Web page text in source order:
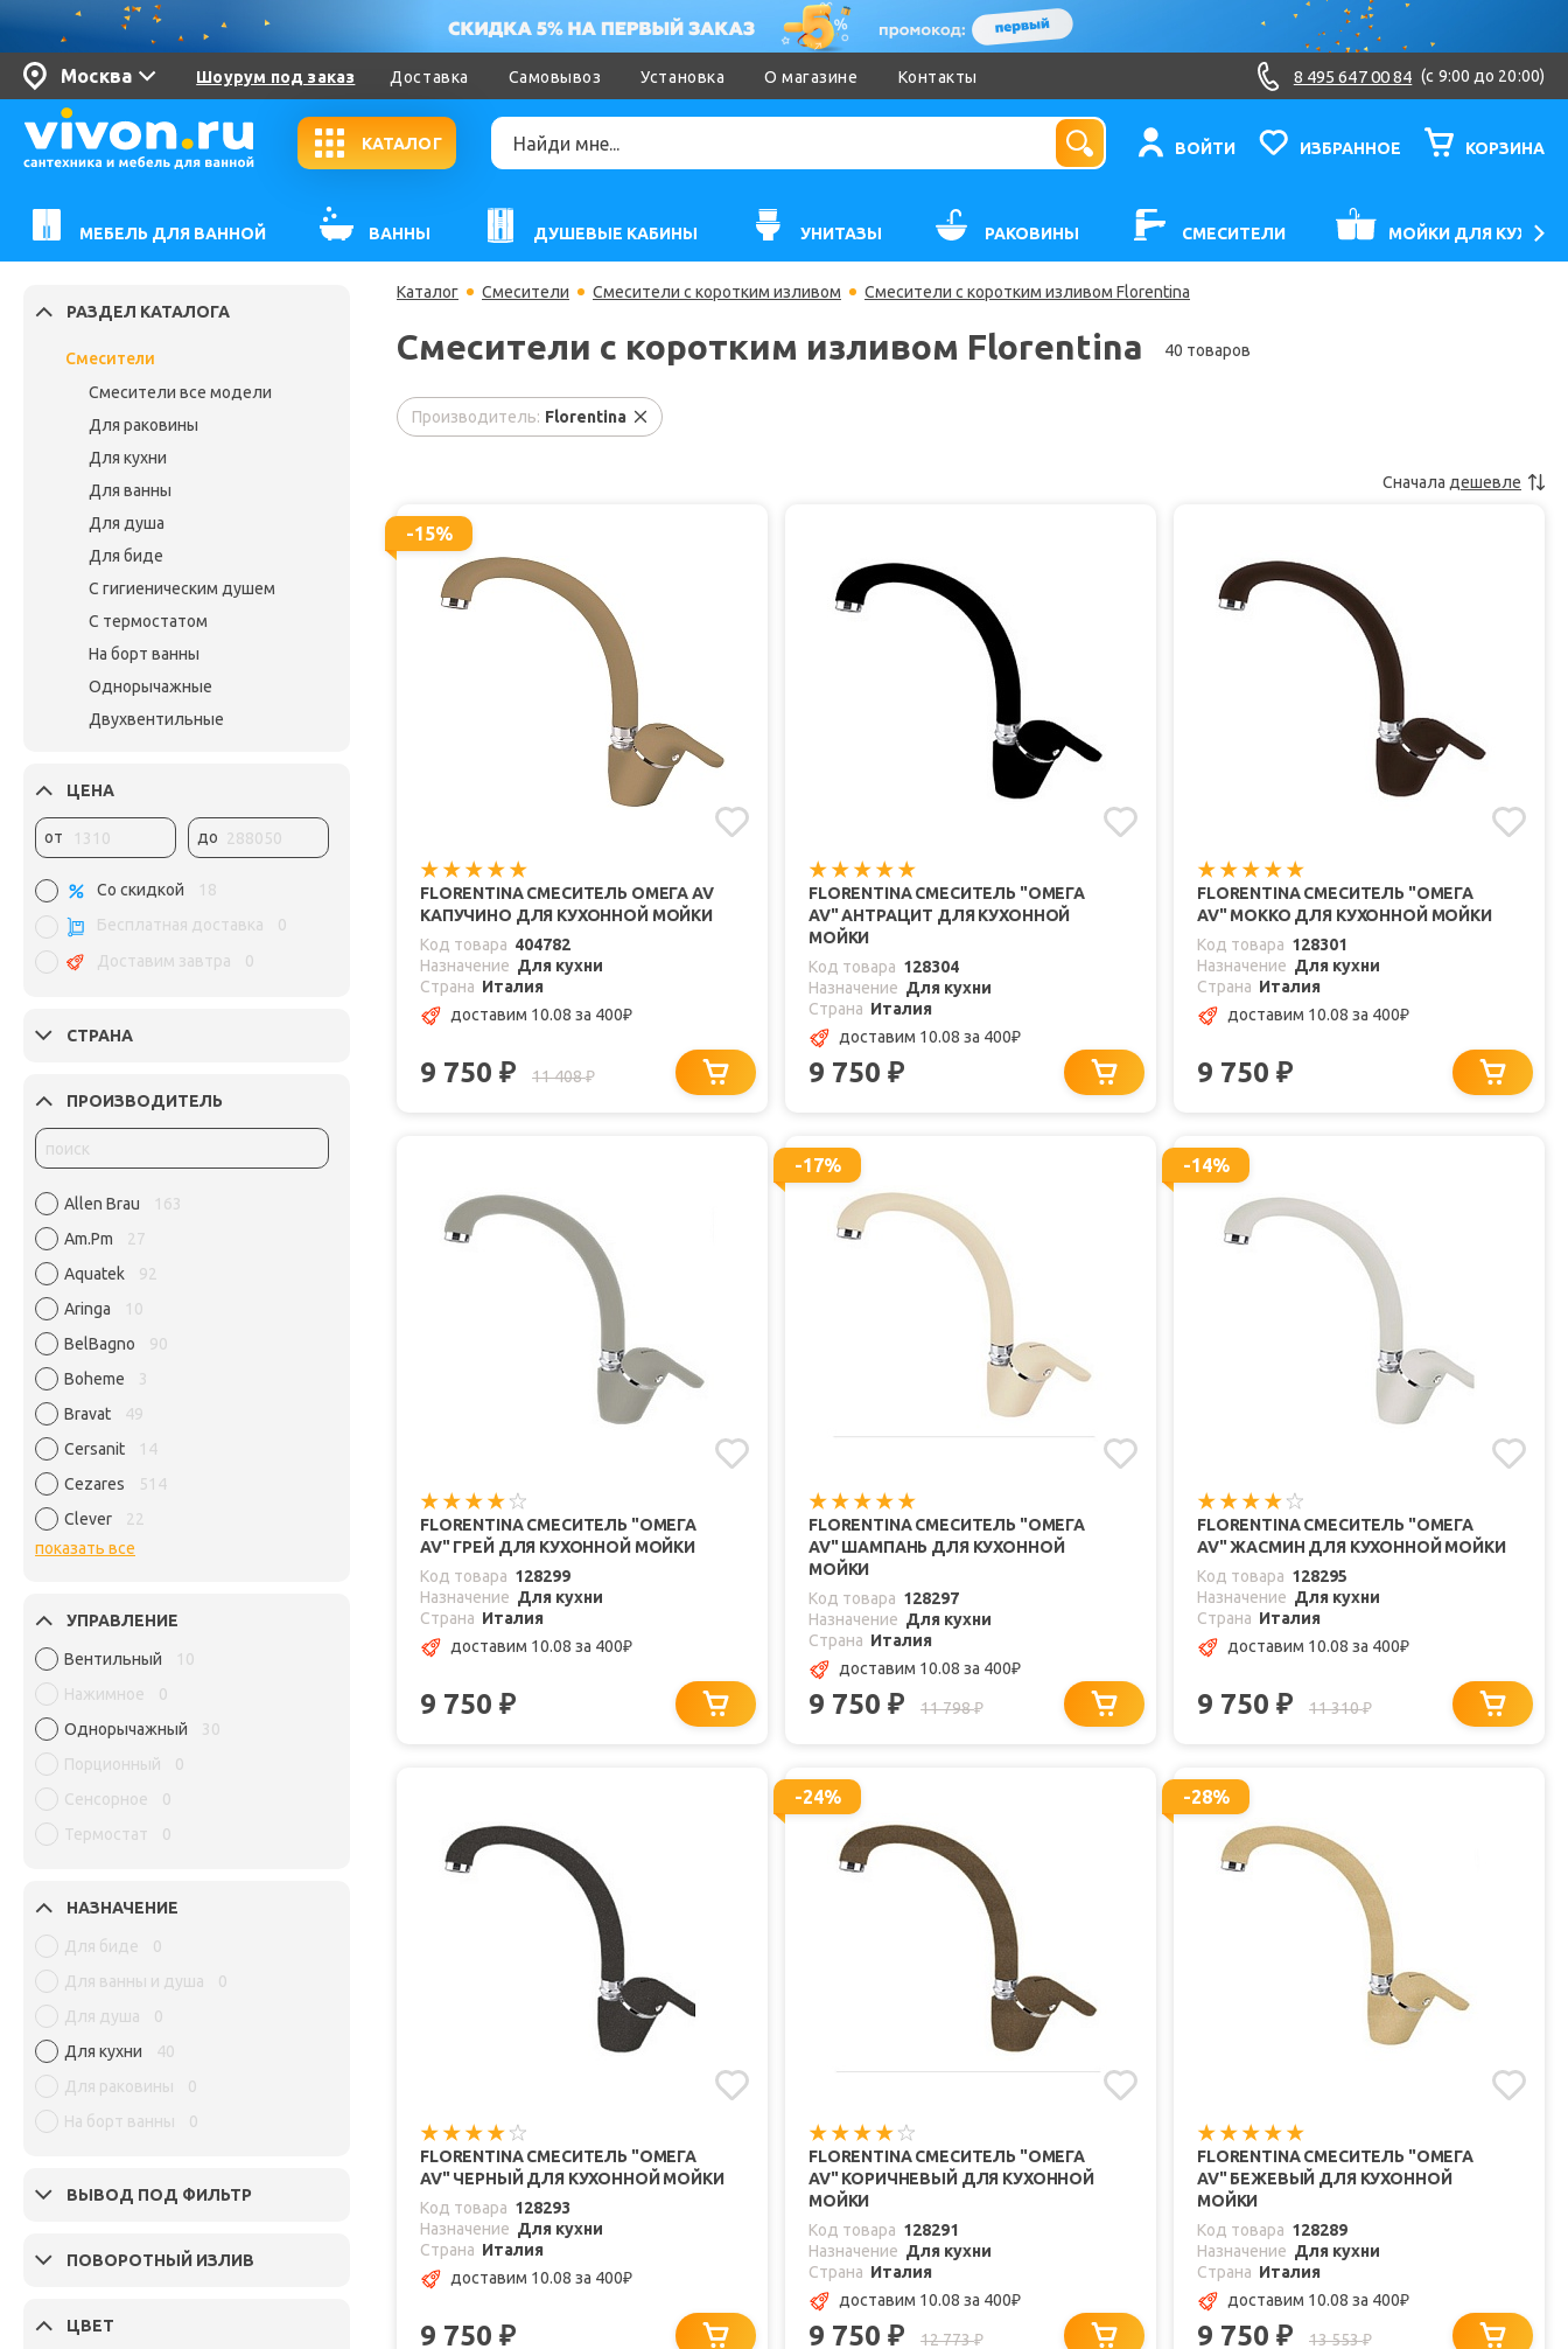
Москва Шоурум под заказ Доставка Самовывоз Установка О магазине Контакты 8 495 647 00 84 (c 9:00 до 20:00)
КАТАЛОГ ВОЙТИ ИЗБРАННОЕ КОРЗИНА
МЕБЕЛЬ ДЛЯ ВАННОЙ ВАННЫ ДУШЕВЫЕ КАБИНЫ УНИТАЗЫ РАКОВИНЫ СМЕСИТЕЛИ МОЙКИ ДЛЯ КУХНИ
РАЗДЕЛ КАТАЛОГА
Смесители
Смесители все модели
Для раковины
Для кухни
Для ванны
Для душа
Для биде
С гигиеническим душем
С термостатом
На борт ванны
Однорычажные
Двухвентильные
ЦЕНА
от до
Со скидкой
18
Бесплатная доставка
0
Доставим завтра
0
СТРАНА
ПРОИЗВОДИТЕЛЬ
Allen Brau
163
Am.Pm
27
Aquatek
92
Aringa
10
BelBagno
90
Boheme
3
Bravat
49
Cersanit
14
Cezares
514
Clever
22
показать все
УПРАВЛЕНИЕ
Вентильный
10
Нажимное
0
Однорычажный
30
Порционный
0
Сенсорное
0
Термостат
0
НАЗНАЧЕНИЕ
Для биде
0
Для ванны и душа
0
Для душа
0
Для кухни
40
Для раковины
0
На борт ванны
0
ВЫВОД ПОД ФИЛЬТР
ПОВОРОТНЫЙ ИЗЛИВ
ЦВЕТ
Каталог Смесители Смесители с коротким изливом Смесители с коротким изливом Florentina
Смесители с коротким изливом Florentina 40 товаров
Производитель: Florentina
Сначала дешевле
-15%
FLORENTINA СМЕСИТЕЛЬ ОМЕГА AV
КАПУЧИНО ДЛЯ КУХОННОЙ МОЙКИ
Код товара 404782
Назначение Для кухни
Страна Италия
доставим 10.08 за 400₽
9 750 ₽ 11 408₽
FLORENTINA СМЕСИТЕЛЬ "ОМЕГА
AV" АНТРАЦИТ ДЛЯ КУХОННОЙ
МОЙКИ
Код товара 128304
Назначение Для кухни
Страна Италия
доставим 10.08 за 400₽
9 750 ₽
FLORENTINA СМЕСИТЕЛЬ "ОМЕГА
AV" МОККО ДЛЯ КУХОННОЙ МОЙКИ
Код товара 128301
Назначение Для кухни
Страна Италия
доставим 10.08 за 400₽
9 750 ₽
FLORENTINA СМЕСИТЕЛЬ "ОМЕГА
AV" ГРЕЙ ДЛЯ КУХОННОЙ МОЙКИ
Код товара 128299
Назначение Для кухни
Страна Италия
доставим 10.08 за 400₽
9 750 ₽
-17%
FLORENTINA СМЕСИТЕЛЬ "ОМЕГА
AV" ШАМПАНЬ ДЛЯ КУХОННОЙ
МОЙКИ
Код товара 128297
Назначение Для кухни
Страна Италия
доставим 10.08 за 400₽
9 750 ₽ 11 798₽
-14%
FLORENTINA СМЕСИТЕЛЬ "ОМЕГА
AV" ЖАСМИН ДЛЯ КУХОННОЙ МОЙКИ
Код товара 128295
Назначение Для кухни
Страна Италия
доставим 10.08 за 400₽
9 750 ₽ 11 310₽
FLORENTINA СМЕСИТЕЛЬ "ОМЕГА
AV" ЧЕРНЫЙ ДЛЯ КУХОННОЙ МОЙКИ
Код товара 128293
Назначение Для кухни
Страна Италия
доставим 10.08 за 400₽
9 750 ₽
-24%
FLORENTINA СМЕСИТЕЛЬ "ОМЕГА
AV" КОРИЧНЕВЫЙ ДЛЯ КУХОННОЙ
МОЙКИ
Код товара 128291
Назначение Для кухни
Страна Италия
доставим 10.08 за 400₽
9 750 ₽ 12 773₽
-28%
FLORENTINA СМЕСИТЕЛЬ "ОМЕГА
AV" БЕЖЕВЫЙ ДЛЯ КУХОННОЙ
МОЙКИ
Код товара 128289
Назначение Для кухни
Страна Италия
доставим 10.08 за 400₽
9 750 ₽ 13 553₽